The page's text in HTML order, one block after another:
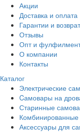
Акции
Доставка и оплата
Гарантии и возврат
Отзывы
Опт и
О компании
Контакты
Каталог
Электрические
Cамовары на
Старинные
Аксессуары для